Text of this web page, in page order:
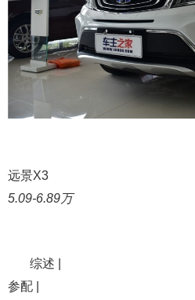
远景X3
5.09-6.89万
综述 |
参配 |